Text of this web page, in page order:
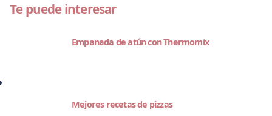
Te puede interesar
Empanada de atún con Thermomix
Mejores recetas de pizzas